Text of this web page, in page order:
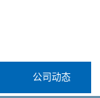
公司动态